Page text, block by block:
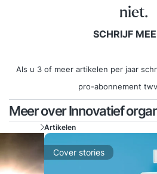
niet.
SCHRIJF
Als u 3 of meer artikelen per jaar
pro-abonnement
Meer over Innovatief
Artikelen
Cover stories